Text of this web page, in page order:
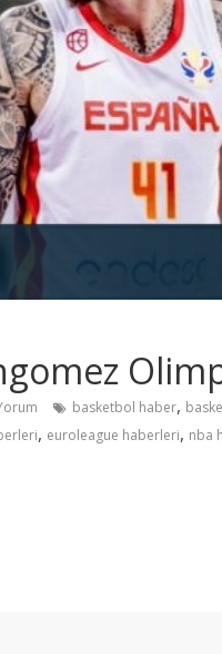
basketbol haber,
, euroleague haberleri, nba